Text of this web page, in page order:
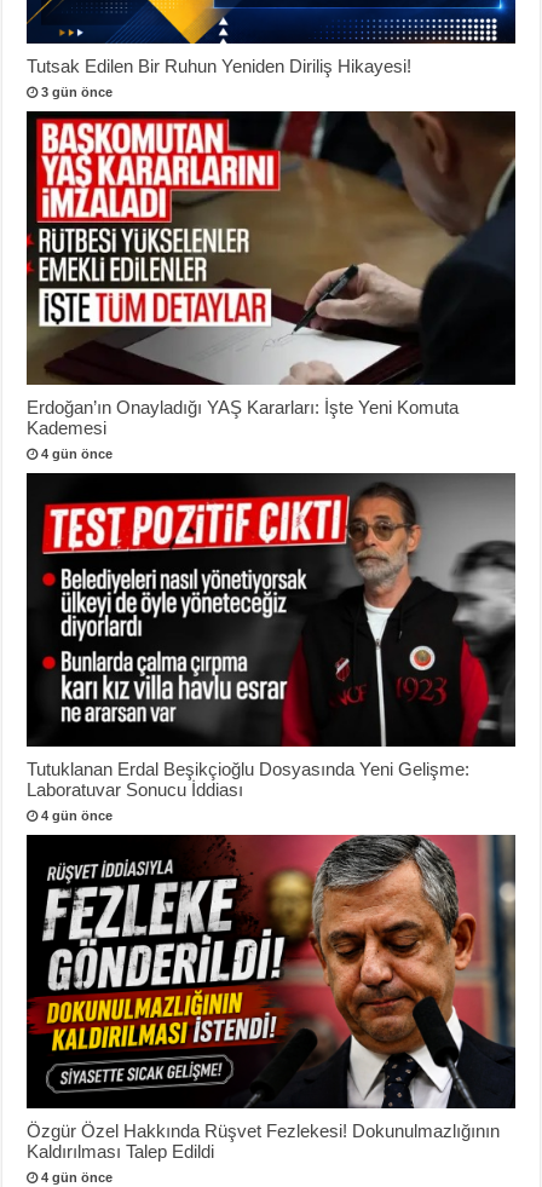
Tutsak Edilen Bir Ruhun Yeniden Diriliş Hikayesi!
3 gün önce
Erdoğan’ın Onayladığı YAŞ Kararları: İşte Yeni Komuta
Kademesi
4 gün önce
Tutuklanan Erdal Beşikçioğlu Dosyasında Yeni Gelişme:
Laboratuvar Sonucu İddiası
4 gün önce
Özgür Özel Hakkında Rüşvet Fezlekesi! Dokunulmazlığının
Kaldırılması Talep Edildi
4 gün önce